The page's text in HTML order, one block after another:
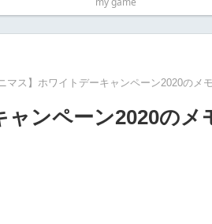
マス】ホワイトデーキャンペーン2020のメモ
ャンペーン2020のメ